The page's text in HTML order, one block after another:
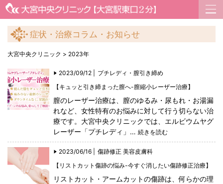
症状・治療コラム・お知らせ
大宮中央クリニック > 2023年
2023/09/12 |
プチレディ・膣引き締め
【キュッと引き締まった膣へ-膣縮小レーザー治療】
膣のレーザー治療は、膣のゆるみ・尿もれ・お湯漏
れなど、女性特有のお悩みに対して行う切らない治
療です。大宮中央クリニックでは、エルビウムヤグ
レーザー「プチレディ」… 続きを読む
2023/06/16 | 傷跡修正 美容皮膚科
【リストカット傷跡の悩み-今すぐ消したい傷跡修正治療】
リストカット・アームカットの傷跡は、何らかの理